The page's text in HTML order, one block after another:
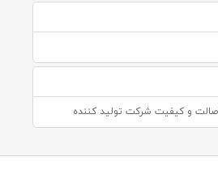
و کیفیت شرکت تولید کننده